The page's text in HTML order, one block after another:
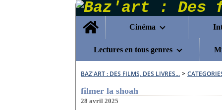
Home
Cinéma
Lectures en tous genres
BAZ'ART : DES FILMS, DES LIVRES... >
filmer la shoah
28 avril 2025